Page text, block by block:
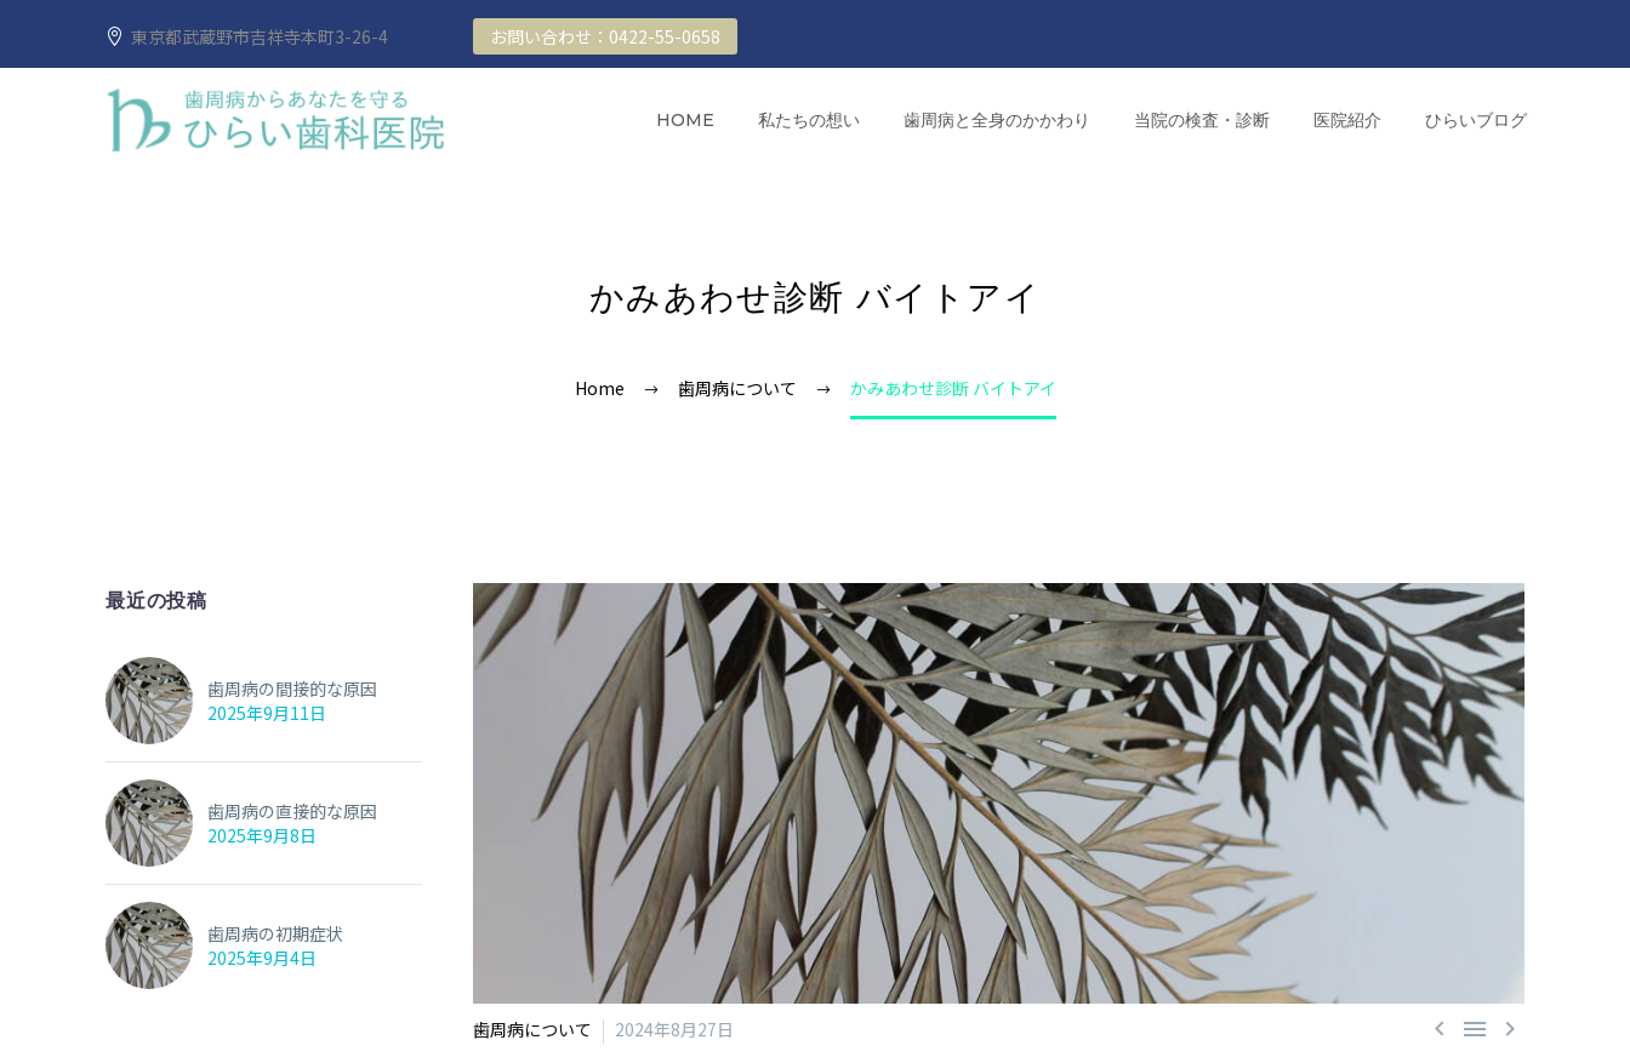
東京都武蔵野市吉祥寺本町3-26-4 お問い合わせ：0422-55-0658
HOME 私たちの想い 歯周病と全身のかかわり 当院の検査・診断 医院紹介 ひらいブログ
かみあわせ診断 バイトアイ
Home 歯周病について かみあわせ診断 バイトアイ
  
歯周病について 2024年8月27日
最近の投稿
歯周病の間接的な原因
2025年9月11日
歯周病の直接的な原因
2025年9月8日
歯周病の初期症状
2025年9月4日